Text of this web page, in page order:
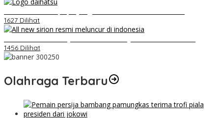
1627 Dilihat
1456 Dilihat
Olahraga Terbaru